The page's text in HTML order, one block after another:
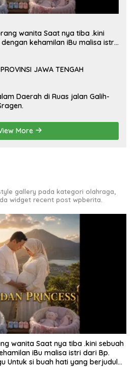
wanita Saat nya tiba .kini
kehamilan iBu malisa istri
JAWA TENGAH
Daerah di Ruas jalan Galih-
More
gallery pada kategori olahraga,
widget recent post wpberita.
wanita Saat nya tiba .kini sebuah
iBu malisa istri dari Bp.
Untuk si buah hati yang berjudul